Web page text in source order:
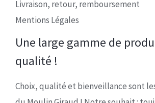
Livraison, retour, remboursement
Mentions Légales
Une large gamme de
qualité !
Choix, qualité et bienveillance sont